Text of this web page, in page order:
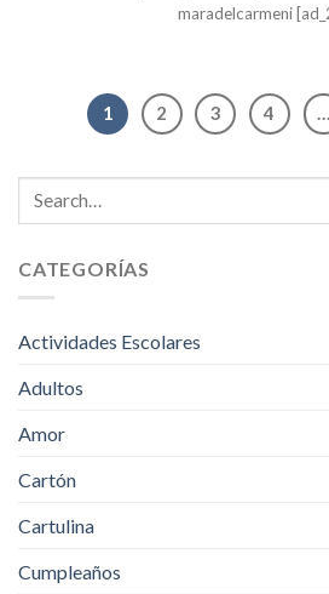
maradelcarmeni
1 2 3 4 …
CATEGORÍAS
Actividades Escolares
Adultos
Amor
Cartón
Cartulina
Cumpleaños